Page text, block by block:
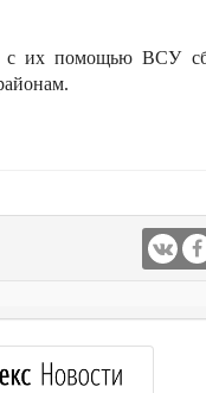
с их помощью ВСУ